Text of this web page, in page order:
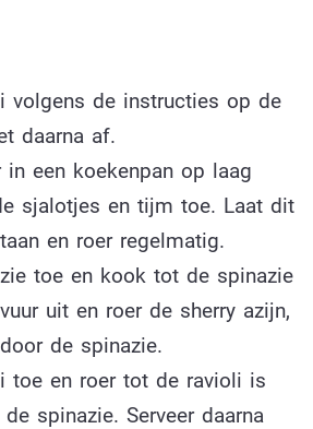
volgens de instructies op de
daarna af.
in een koekenpan op laag
sjalotjes en tijm toe. Laat dit
en roer regelmatig.
toe en kook tot de spinazie
uit en roer de sherry azijn,
de spinazie.
toe en roer tot de ravioli is
spinazie. Serveer daarna